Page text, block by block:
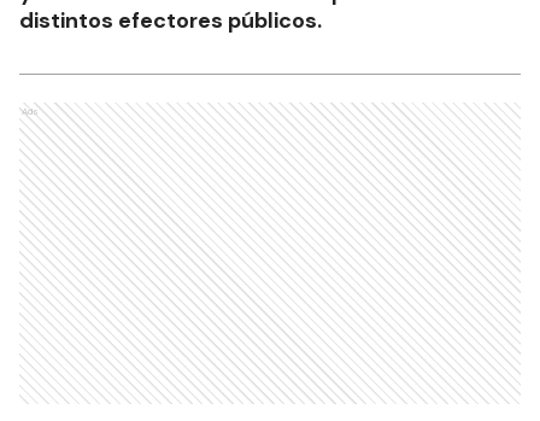
distintos efectores públicos.
Ads